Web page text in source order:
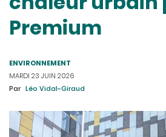
Premium
ENVIRONNEMENT
MARDI 23 JUIN 2026
Par Léo Vidal-Giraud